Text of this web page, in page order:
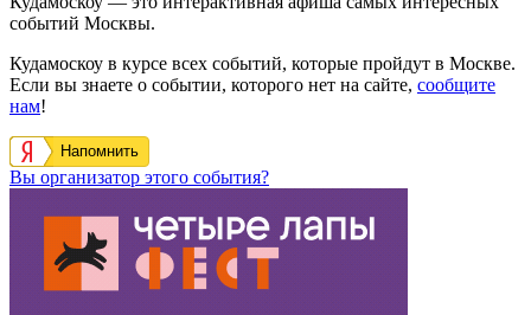
событий Москвы.
Кудамоскоу в курсе всех событий, которые пройдут в Москве.
Если вы знаете о событии, которого нет на сайте, сообщите
нам!
Напомнить
Вы организатор этого события?